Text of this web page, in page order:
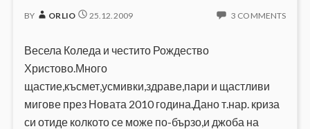
BY ORLIO 25.12.2009 3 COMMENTS
Весела Коледа и честито Рождество
Христово.Много
щастие,късмет,усмивки,здраве,пари и щастливи
мигове през Новата 2010 година.Дано т.нар. криза
си отиде колкото се може по-бързо,и джоба на